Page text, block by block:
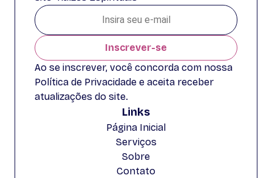
Inscrever-se
Ao se inscrever, você concorda com nossa
Política de Privacidade e aceita receber
atualizações do site.
Links
Página Inicial
Serviços
Sobre
Contato